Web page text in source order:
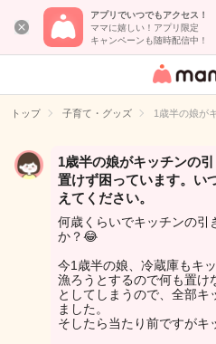
アプリでいつでもアクセス！
ママに嬉しい！アプリ限定
キャンペーンも随時配信中！
女性専用
イト
トップ 子育て・グッズ 1歳半の娘が
1歳半の娘がキッチンの
置けず困っています。い
えてください。
何歳くらいでキッチンの引
か？😂
今1歳半の娘、冷蔵庫もキ
漁ろうとするので何も置け
としてしまうので、全部キ
ました。
そしたら当たり前ですがキ